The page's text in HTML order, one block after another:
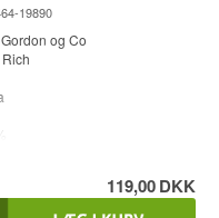
19890
og Co
119,00DKK